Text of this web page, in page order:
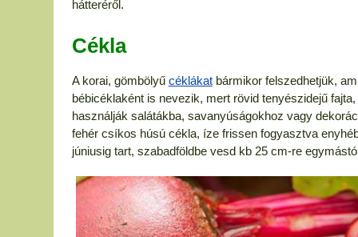
hátteréről.
Cékla
A korai, gömbölyű céklákatbármikor felszedhetjük,
bébicéklaként is nevezik, mert rövid tenyészidejű
használják salátákba, savanyúságokhoz vagy
fehér csíkos húsú cékla, íze frissen fogyasztva
júniusig tart, szabadföldbe vesd kb 25 cm-re